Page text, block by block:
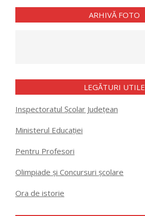
ARHIVĂ FOTO
LEGĂTURI UTILE
Inspectoratul Școlar Județean
Ministerul Educației
Pentru Profesori
Olimpiade și Concursuri școlare
Ora de istorie